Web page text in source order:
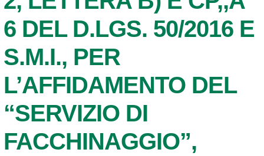
6 DEL D.LGS. 50/2016 E
S.M.I., PER
L’AFFIDAMENTO DEL
“SERVIZIO DI
FACCHINAGGIO”,